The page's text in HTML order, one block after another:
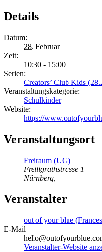
Details
Datum:
28. Februar
Zeit:
10:30 - 15:00
Serien:
Creators’ Club Kids
Veranstaltungskategorie:
Schulkinder
Website:
https://
Veranstaltungsort
Freiraum (UG)
Freiligrathstrasse 1
Nürnberg
Veranstalter
out of your blue
E-Mail
Veranstalter-Website